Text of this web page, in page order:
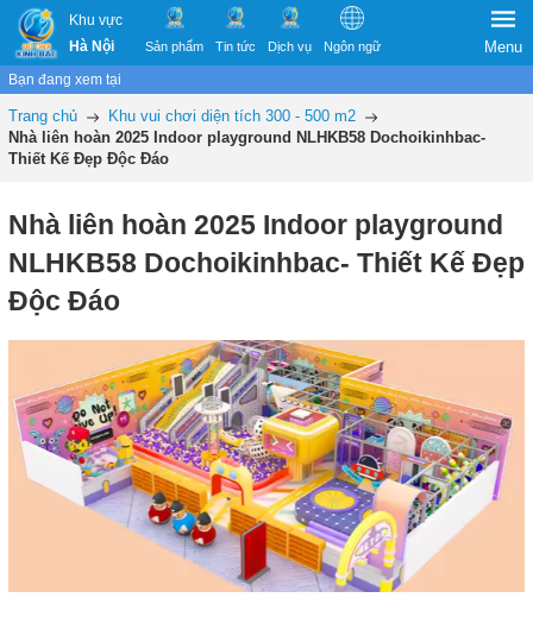
Khu vực
Hà Nội
Sản phẩm Tin tức Dịch vụ Ngôn ngữ Menu
Bạn đang xem tại
Trang chủ
Khu vui chơi diện tích 300 - 500 m2
Nhà liên hoàn 2025 Indoor playground NLHKB58 Dochoikinhbac-
Thiết Kế Đẹp Độc Đáo
Nhà liên hoàn 2025 Indoor playground
NLHKB58 Dochoikinhbac- Thiết Kế Đẹp
Độc Đáo